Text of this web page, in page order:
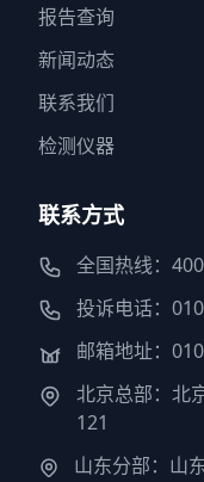
报告查询
新闻动态
联系我们
检测仪器
联系方式
全国热线：
投诉电话：
邮箱地址：
北京总部：北
121
山东分部：山